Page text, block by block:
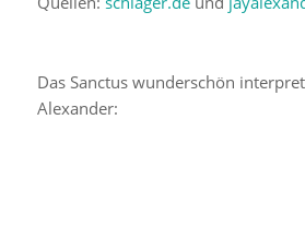
Das Sanctus wunderschön
Alexander: